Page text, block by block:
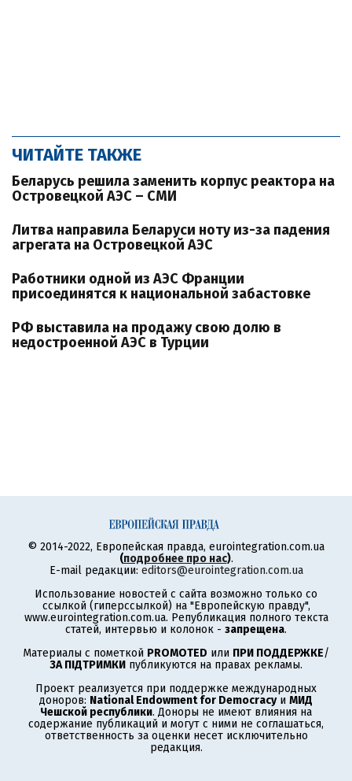
ЧИТАЙТЕ ТАКЖЕ
Беларусь решила заменить корпус реактора на
Островецкой АЭС – СМИ
Литва направила Беларуси ноту из-за падения
агрегата на Островецкой АЭС
Работники одной из АЭС Франции
присоединятся к национальной забастовке
РФ выставила на продажу свою долю в
недостроенной АЭС в Турции
© 2014-2022, Европейская правда, eurointegration.com.ua
(подробнее про нас).
E-mail редакции: editors@eurointegration.com.ua
Использование новостей с сайта возможно только со
ссылкой (гиперссылкой) на "Европейскую правду",
www.eurointegration.com.ua. Републикация полного текста
статей, интервью и колонок - запрещена.
Материалы с пометкой PROMOTED или ПРИ ПОДДЕРЖКЕ/
ЗА ПІДТРИМКИ публикуются на правах рекламы.
Проект реализуется при поддержке международных
доноров: National Endowment for Democracyи МИД
Чешской республики. Доноры не имеют влияния на
содержание публикаций и могут с ними не соглашаться,
ответственность за оценки несет исключительно
редакция.